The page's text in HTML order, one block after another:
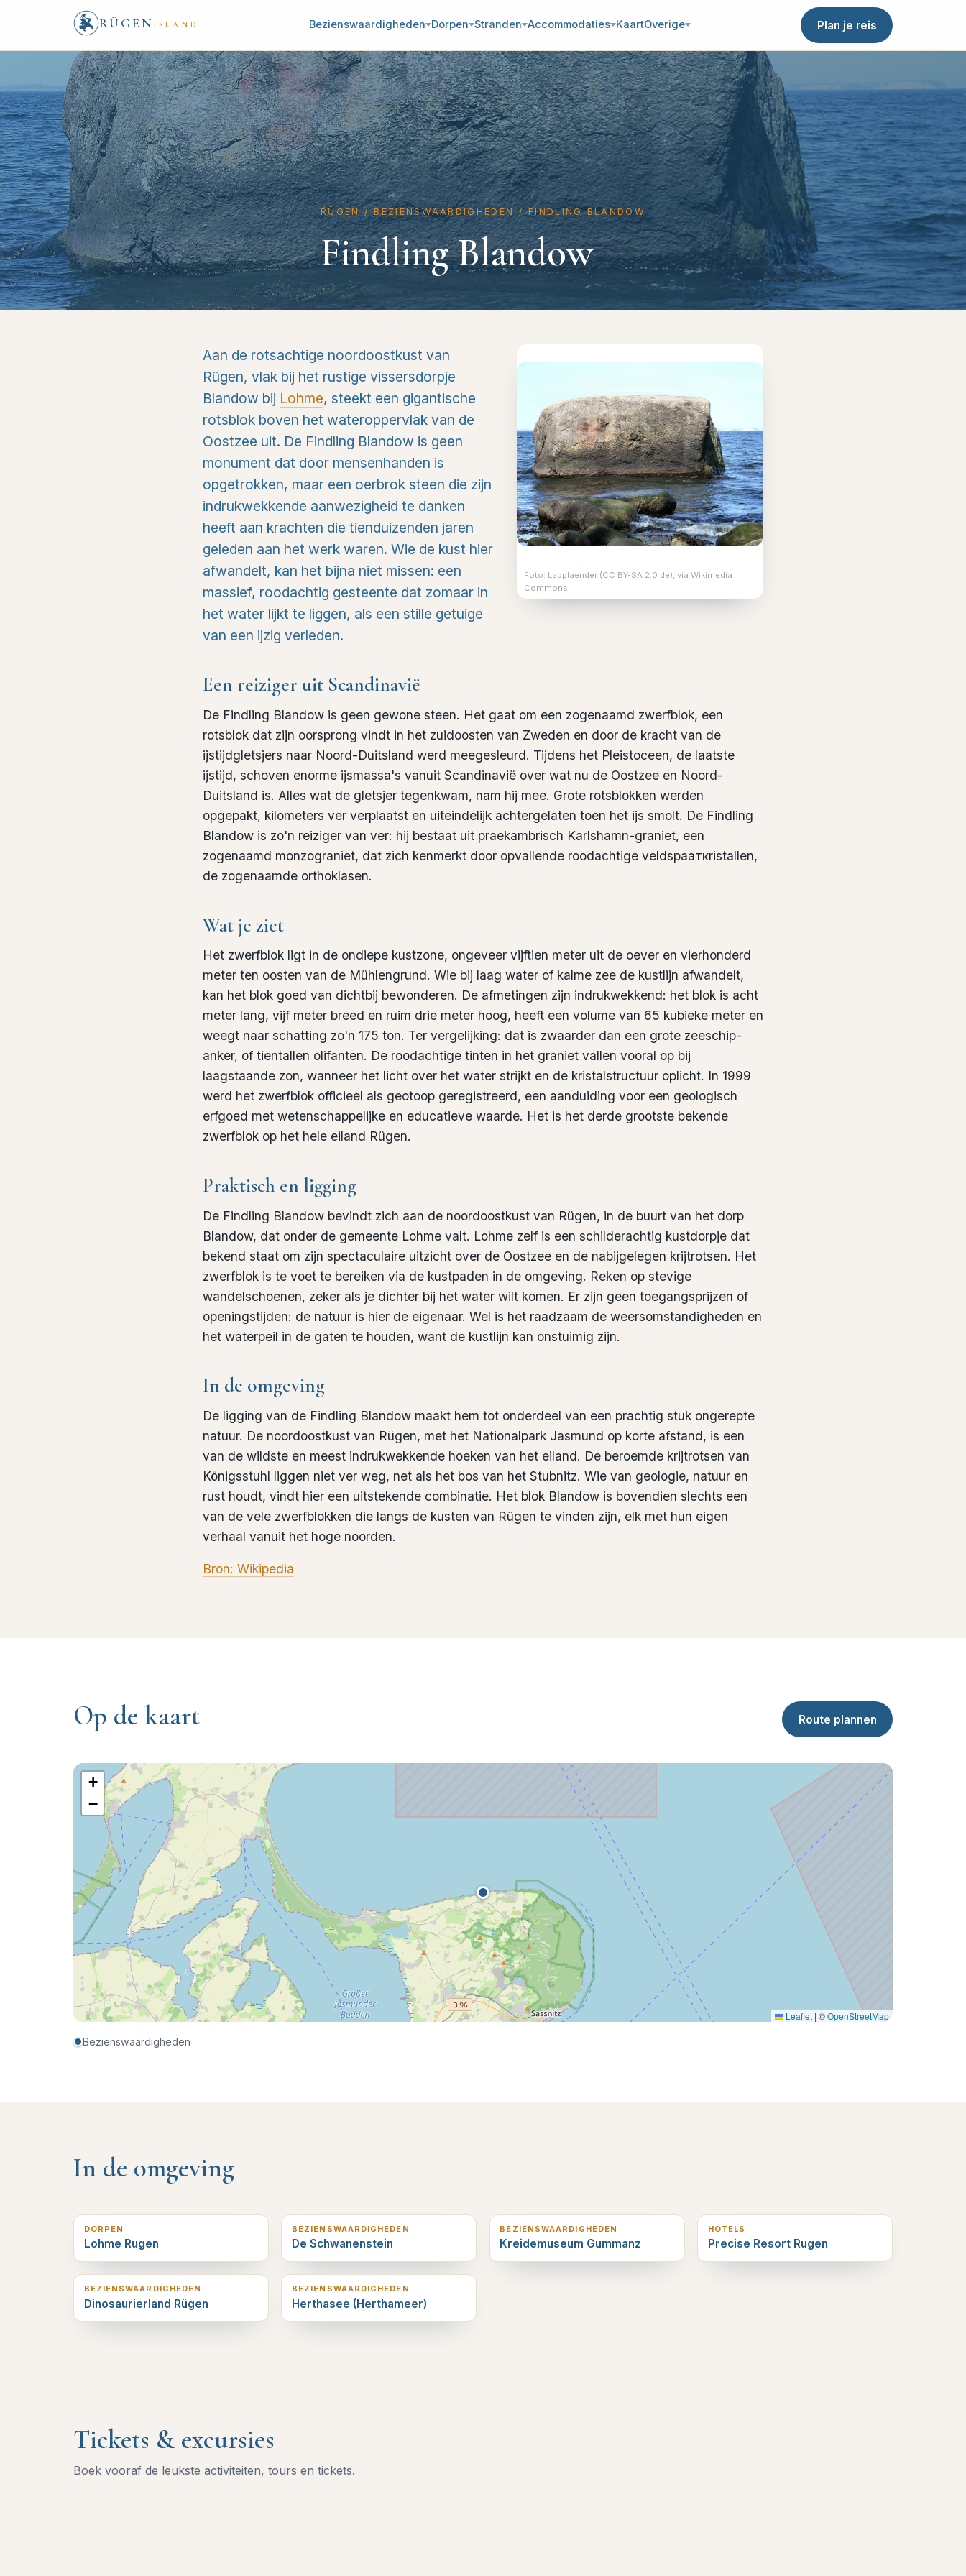
RÜGEN ISLAND Bezienswaardigheden Dorpen Stranden Accommodaties KaartOverige Plan je reis
RÜGEN/ BEZIENSWAARDIGHEDEN/FINDLING BLANDOW
Findling Blandow
Foto: Lapplaender (CC BY-SA 2.0 de), via Wikimedia
Commons
Aan de rotsachtige noordoostkust van
Rügen, vlak bij het rustige vissersdorpje
Blandow bij Lohme, steekt een gigantische
rotsblok boven het wateroppervlak van de
Oostzee uit. De Findling Blandow is geen
monument dat door mensenhanden is
opgetrokken, maar een oerbrok steen die zijn
indrukwekkende aanwezigheid te danken
heeft aan krachten die tienduizenden jaren
geleden aan het werk waren. Wie de kust hier
afwandelt, kan het bijna niet missen: een
massief, roodachtig gesteente dat zomaar in
het water lijkt te liggen, als een stille getuige
van een ijzig verleden.
Een reiziger uit Scandinavië
De Findling Blandow is geen gewone steen. Het gaat om een zogenaamd zwerfblok, een
rotsblok dat zijn oorsprong vindt in het zuidoosten van Zweden en door de kracht van de
ijstijdgletsjers naar Noord-Duitsland werd meegesleurd. Tijdens het Pleistoceen, de laatste
ijstijd, schoven enorme ijsmassa's vanuit Scandinavië over wat nu de Oostzee en Noord-
Duitsland is. Alles wat de gletsjer tegenkwam, nam hij mee. Grote rotsblokken werden
opgepakt, kilometers ver verplaatst en uiteindelijk achtergelaten toen het ijs smolt. De Findling
Blandow is zo'n reiziger van ver: hij bestaat uit praekambrisch Karlshamn-graniet, een
zogenaamd monzograniet, dat zich kenmerkt door opvallende roodachtige veldspaaткristallen,
de zogenaamde orthoklasen.
Wat je ziet
Het zwerfblok ligt in de ondiepe kustzone, ongeveer vijftien meter uit de oever en vierhonderd
meter ten oosten van de Mühlengrund. Wie bij laag water of kalme zee de kustlijn afwandelt,
kan het blok goed van dichtbij bewonderen. De afmetingen zijn indrukwekkend: het blok is acht
meter lang, vijf meter breed en ruim drie meter hoog, heeft een volume van 65 kubieke meter en
weegt naar schatting zo'n 175 ton. Ter vergelijking: dat is zwaarder dan een grote zeeschip-
anker, of tientallen olifanten. De roodachtige tinten in het graniet vallen vooral op bij
laagstaande zon, wanneer het licht over het water strijkt en de kristalstructuur oplicht. In 1999
werd het zwerfblok officieel als geotoop geregistreerd, een aanduiding voor een geologisch
erfgoed met wetenschappelijke en educatieve waarde. Het is het derde grootste bekende
zwerfblok op het hele eiland Rügen.
Praktisch en ligging
De Findling Blandow bevindt zich aan de noordoostkust van Rügen, in de buurt van het dorp
Blandow, dat onder de gemeente Lohme valt. Lohme zelf is een schilderachtig kustdorpje dat
bekend staat om zijn spectaculaire uitzicht over de Oostzee en de nabijgelegen krijtrotsen. Het
zwerfblok is te voet te bereiken via de kustpaden in de omgeving. Reken op stevige
wandelschoenen, zeker als je dichter bij het water wilt komen. Er zijn geen toegangsprijzen of
openingstijden: de natuur is hier de eigenaar. Wel is het raadzaam de weersomstandigheden en
het waterpeil in de gaten te houden, want de kustlijn kan onstuimig zijn.
In de omgeving
De ligging van de Findling Blandow maakt hem tot onderdeel van een prachtig stuk ongerepte
natuur. De noordoostkust van Rügen, met het Nationalpark Jasmund op korte afstand, is een
van de wildste en meest indrukwekkende hoeken van het eiland. De beroemde krijtrotsen van
Königsstuhl liggen niet ver weg, net als het bos van het Stubnitz. Wie van geologie, natuur en
rust houdt, vindt hier een uitstekende combinatie. Het blok Blandow is bovendien slechts een
van de vele zwerfblokken die langs de kusten van Rügen te vinden zijn, elk met hun eigen
verhaal vanuit het hoge noorden.
Bron: Wikipedia
Op de kaart Route plannen
+
−
Leaflet | ©OpenStreetMap
Bezienswaardigheden
In de omgeving
DORPEN
Lohme Rugen
BEZIENSWAARDIGHEDEN
De Schwanenstein
BEZIENSWAARDIGHEDEN
Kreidemuseum Gummanz
HOTELS
Precise Resort Rugen
4 km verderop
BEZIENSWAARDIGHEDEN
Dinosaurierland Rügen
4 km verderop
BEZIENSWAARDIGHEDEN
Herthasee (Herthameer)
Tickets & excursies
Boek vooraf de leukste activiteiten, tours en tickets.